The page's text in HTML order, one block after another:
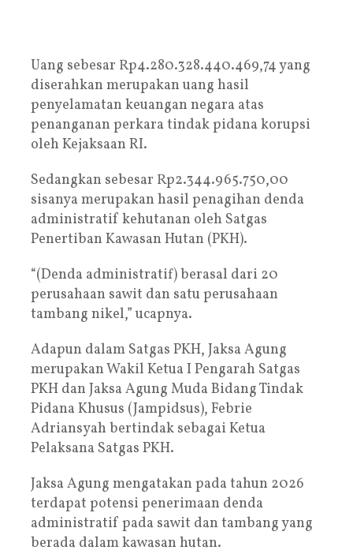
Uang sebesar Rp4.280.328.440.469,74 yang
diserahkan merupakan uang hasil
penyelamatan keuangan negara atas
penanganan perkara tindak pidana korupsi
oleh Kejaksaan RI.
Sedangkan sebesar Rp2.344.965.750,00
sisanya merupakan hasil penagihan denda
administratif kehutanan oleh Satgas
Penertiban Kawasan Hutan (PKH).
“(Denda administratif) berasal dari 20
perusahaan sawit dan satu perusahaan
tambang nikel,” ucapnya.
Adapun dalam Satgas PKH, Jaksa Agung
merupakan Wakil Ketua I Pengarah Satgas
PKH dan Jaksa Agung Muda Bidang Tindak
Pidana Khusus (Jampidsus), Febrie
Adriansyah bertindak sebagai Ketua
Pelaksana Satgas PKH.
Jaksa Agung mengatakan pada tahun 2026
terdapat potensi penerimaan denda
administratif pada sawit dan tambang yang
berada dalam kawasan hutan.